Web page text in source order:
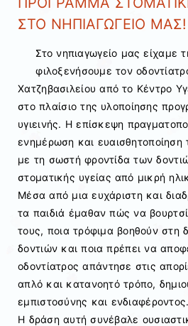
ΣΤΟ ΝΗΠΙΑΓΩΓΕΙΟ ΜΑΣ!
Στο νηπιαγωγείο μας είχαμε
φιλοξενήσουμε τον
Χατζηβασιλείου από το Κέντρο
στο πλαίσιο της υλοποίησης
υγιεινής. Η επίσκεψη
ενημέρωση και ευαισθητοποίηση
με τη σωστή φροντίδα των
στοματικής υγείας από μικρή
Μέσα από μια ευχάριστη και
τα παιδιά έμαθαν πώς να
τους, ποια τρόφιμα βοηθούν στη
δοντιών και ποια πρέπει να
οδοντίατρος απάντησε στις
απλό και κατανοητό τρόπο,
εμπιστοσύνης και ενδιαφέροντος.
Η δράση αυτή συνέβαλε